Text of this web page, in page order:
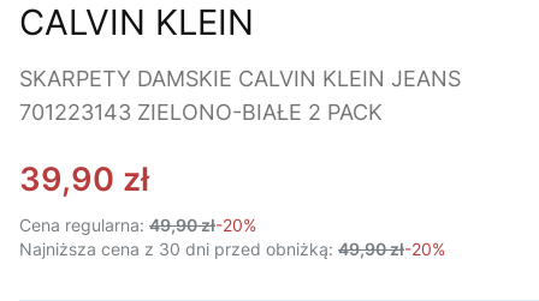
CALVIN KLEIN
SKARPETY DAMSKIE CALVIN KLEIN JEANS
701223143 ZIELONO-BIAŁE 2 PACK
39,90 zł
Cena regularna: 49,90 zł-20%
Najniższa cena z 30 dni przed obniżką: 49,90 zł-20%